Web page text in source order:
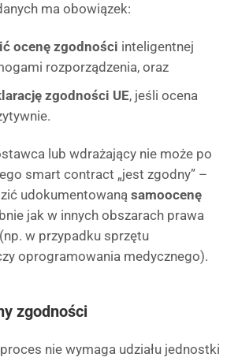
ma obowiązek:
ocenę zgodności inteligentnej
rozporządzenia, oraz
zgodności UE, jeśli ocena
lub wdrażający nie może po
smart contract „jest zgodny” –
udokumentowaną samoocenę
jak w innych obszarach prawa
w przypadku sprzętu
oprogramowania medycznego).
zgodności
nie wymaga udziału jednostki